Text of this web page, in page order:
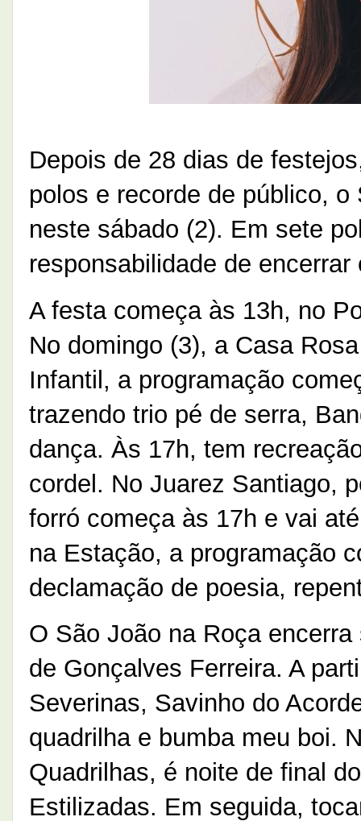
Depois de 28 dias de
polos e recorde de público,
neste sábado (2). Em sete
responsabilidade de
A festa começa às 13h, no
No domingo (3), a Casa
Infantil, a programação
trazendo trio pé de serra,
dança. Às 17h, tem
cordel. No Juarez Santiago,
forró começa às 17h e vai
na Estação, a programação
declamação de poesia,
O São João na Roça
de Gonçalves Ferreira. A
Severinas, Savinho do
quadrilha e bumba meu boi.
Quadrilhas, é noite de final
Estilizadas. Em seguida,